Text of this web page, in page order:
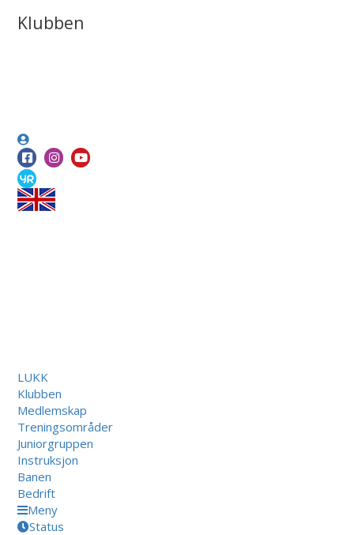
Klubben
LUKK
Klubben
Medlemskap
Treningsområder
Juniorgruppen
Instruksjon
Banen
Bedrift
Meny
Status